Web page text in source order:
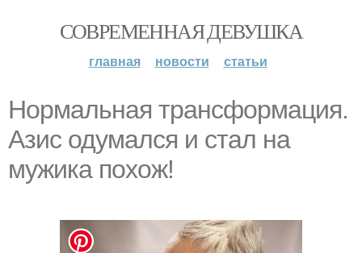
СОВРЕМЕННАЯ ДЕВУШКА
главная новости статьи
Нормaльная трансформaция.
Азис одумaлся и стал на
мужика похож!